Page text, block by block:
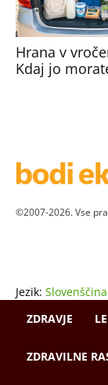
Hrana v
Kdaj jo
©2007-2026. Vse
Jezik: Slovenščina
ZDRAVJE
ZDRAVILNE